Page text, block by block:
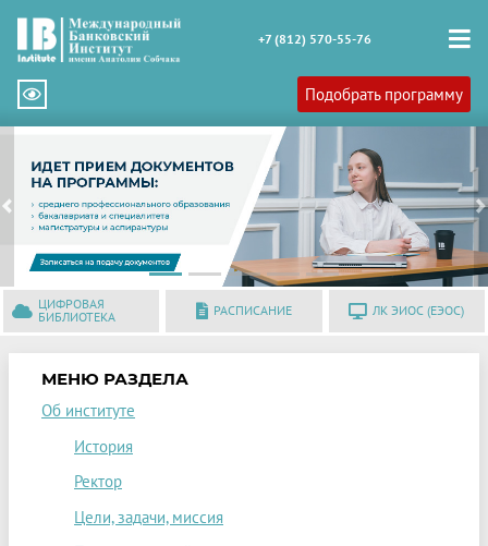
+7 (812) 570-55-76
Подобрать программу
Previous
ЦИФРОВАЯ
БИБЛИОТЕКА
РАСПИСАНИЕ ЛК ЭИОС (ЕЭОС)
МЕНЮ РАЗДЕЛА
Об институте
История
Ректор
Цели, задачи, миссия